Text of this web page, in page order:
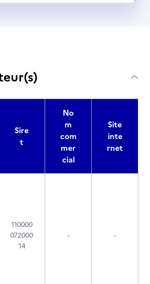
Sire
t
No
m
com
mer
cial
Site
inte
rnet
110000
072000
14
- -